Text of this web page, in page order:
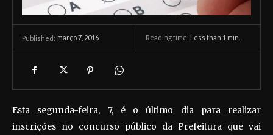
Published: março 7, 2016 Reading time: Less than 1 min.
Esta segunda-feira, 7, é o último dia para realizar
inscrições no concurso público da Prefeitura que vai